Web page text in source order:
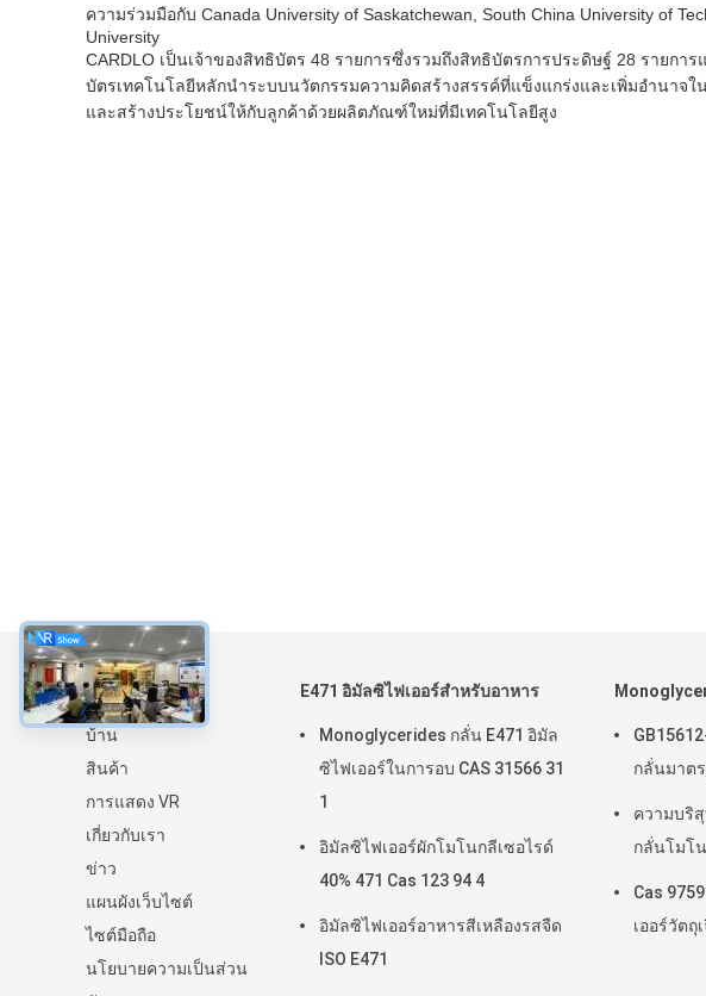
ความร่วมมือกับ Canada University of Saskatchewan, South China University of
University
CARDLO เป็นเจ้าของสิทธิบัตร 48 รายการซึ่งรวมถึงสิทธิบัตรการประดิษฐ์ 28 รายก
บัตรเทคโนโลยีหลักนำระบบนวัตกรรมความคิดสร้างสรรค์ที่แข็งแกร่งและเพิ่มอำนาจ
และสร้างประโยชน์ให้กับลูกค้าด้วยผลิตภัณฑ์ใหม่ที่มีเทคโนโลยีสูง
เกี่ยวกับ
บ้าน
สินค้า
การแสดง VR
เกี่ยวกับเรา
ข่าว
แผนผังเว็บไซต์
ไซต์มือถือ
นโยบายความเป็นส่วน
E471 อิมัลซิไฟเออร์สำหรับอาหาร
Monoglycerides กลั่น E471 อิมัล
ซิไฟเออร์ในการอบ CAS 31566 31
1
อิมัลซิไฟเออร์ผักโมโนกลีเซอไรด์
40% 471 Cas 123 94 4
อิมัลซิไฟเออร์อาหารสีเหลืองรสจืด
ISO E471
กลั่นมาต
ความบริสุ
กลั่นโมโน
Cas
เออร์วัตถุ